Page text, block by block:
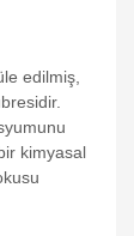
edilmiş,
kimyasal